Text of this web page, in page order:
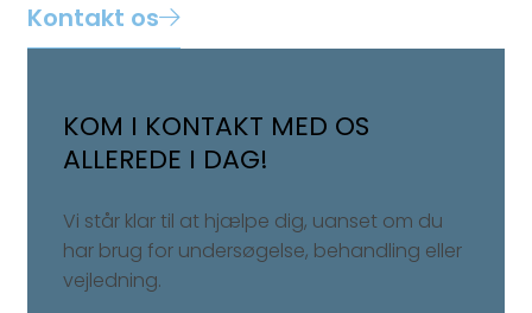
Kontakt os
KOM I KONTAKT MED OS
ALLEREDE I DAG!
Vi står klar til at hjælpe dig, uanset om du
har brug for undersøgelse, behandling eller
vejledning.